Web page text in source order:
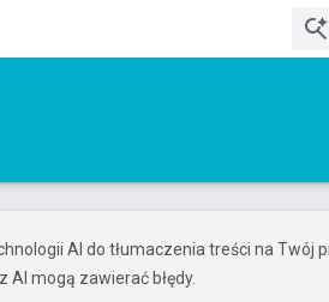
AI do tłumaczenia treści na Twój
mogą zawierać błędy.